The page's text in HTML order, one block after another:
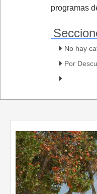
programas
No hay
Por